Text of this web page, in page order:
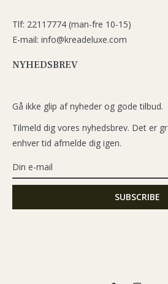
Tlf: 22117774 (man-fre 10-15)
E-mail: info@kreadeluxe.com
NYHEDSBREV
Gå ikke glip af nyheder og gode tilbud.
Tilmeld dig vores nyhedsbrev. Det er
enhver tid afmelde dig igen.